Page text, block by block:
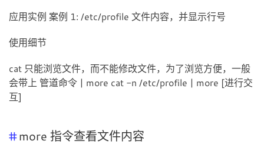
应用实例 案例 1: /etc/profile 文件内容，并显示行号
使用细节
cat 只能浏览文件，而不能修改文件，为了浏览方便，一般
会带上 管道命令 | more cat -n /etc/profile | more [进行交
互]
more 指令查看文件内容